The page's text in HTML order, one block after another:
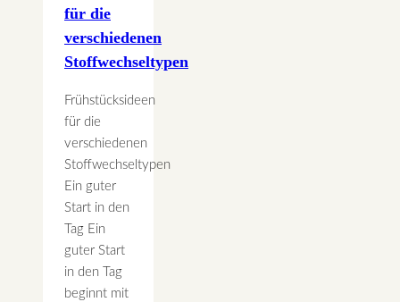
für die
verschiedenen
Stoffwechseltypen
Frühstücksideen
für die
verschiedenen
Stoffwechseltypen
Ein guter
Start in den
Tag Ein
guter Start
in den Tag
beginnt mit